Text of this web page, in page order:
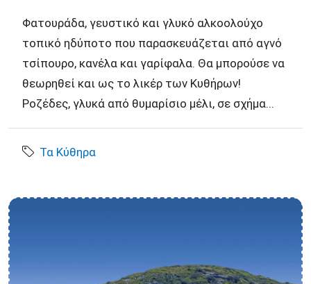
Φατουράδα, γευστικό και γλυκό αλκοολούχο
τοπικό ηδύποτο που παρασκευάζεται από αγνό
τσίπουρο, κανέλα και γαρίφαλα. Θα μπορούσε να
θεωρηθεί και ως το λικέρ των Κυθήρων!
Ροζέδες, γλυκά από θυμαρίσιο μέλι, σε σχήμα...
Τα Κύθηρα